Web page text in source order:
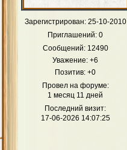
Зарегистрирован: 25-10-2010
Приглашений: 0
Сообщений:12490
Уважение: +6
Позитив: +0
Провел на форуме:
1 месяц 11 дней
Последний визит:
17-06-2026 14:07:25